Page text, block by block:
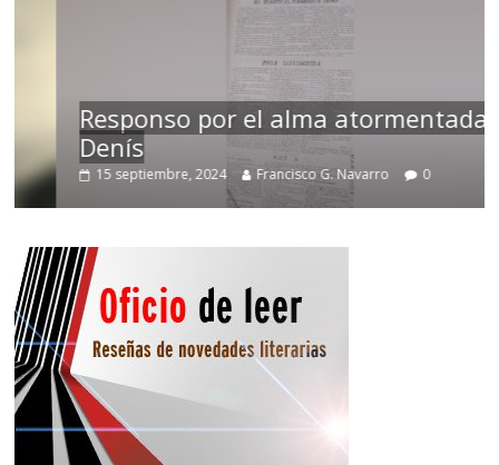
Responso por el alma atormentada de
Denís
15 septiembre, 2024 Francisco G. Navarro 0